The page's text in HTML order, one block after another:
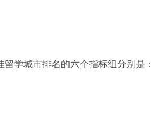
学城市排名的六个指标组分别是：